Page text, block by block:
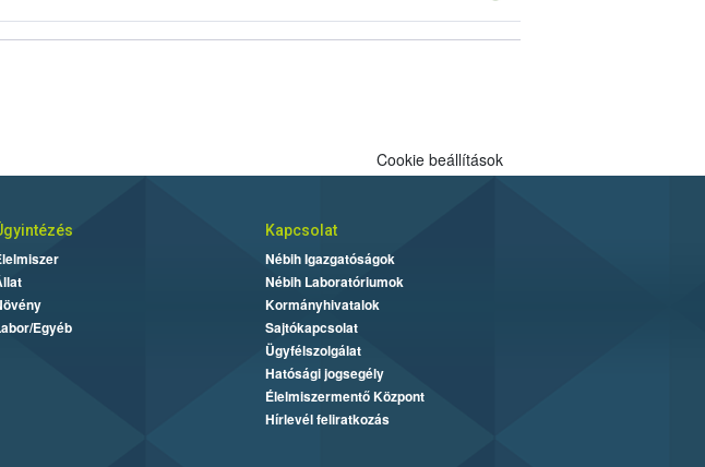
Cookie beállítások
Egyéb
Kapcsolat
Nébih Igazgatóságok
Nébih Laboratóriumok
Kormányhivatalok
Sajtókapcsolat
Ügyfélszolgálat
Hatósági jogsegély
Élelmiszermentő Központ
Hírlevél feliratkozás